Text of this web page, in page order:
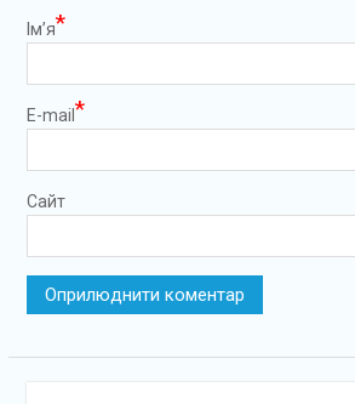
Ім’я*
E-mail *
Сайт